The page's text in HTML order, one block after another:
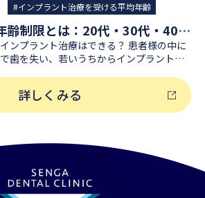
#インプラント治療を受ける平均年齢
インプラントの年齢制限とは：20代・30代・40代のインプラント治療費用やリスクについて解説
ント治療はできる？ 患者様の中に
歯を失い、若いうちからインプラントに
でのインプラント治療はそもそも可能な
やリスクについて解説いたします。 イン
ら何歳まで可能？（インプラントの年齢制
があるため、20歳前後が目安と言えるで
についても、事前の検査にてお伝えできま
さい） インプラント治療は何
ラント治療に年齢制限として上限はな
詳しくみる